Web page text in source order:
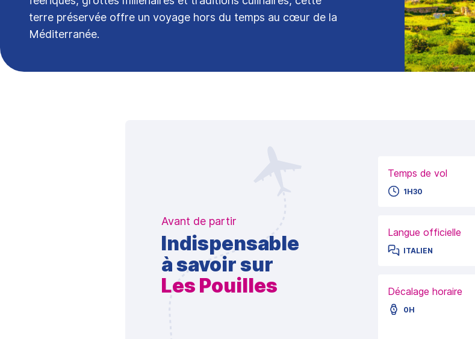
terre préservée offre un voyage hors du temps au cœur de la
Méditerranée.
Avant de partir
Indispensable
à savoir sur
Les Pouilles
Temps de vol
1H30
Langue officielle
ITALIEN
Décalage horaire
0H